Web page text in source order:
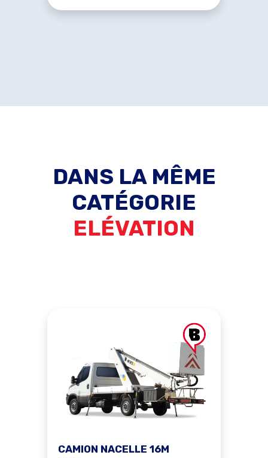
DANS LA MÊME
CATÉGORIE
ELÉVATION
CAMION NACELLE 16M